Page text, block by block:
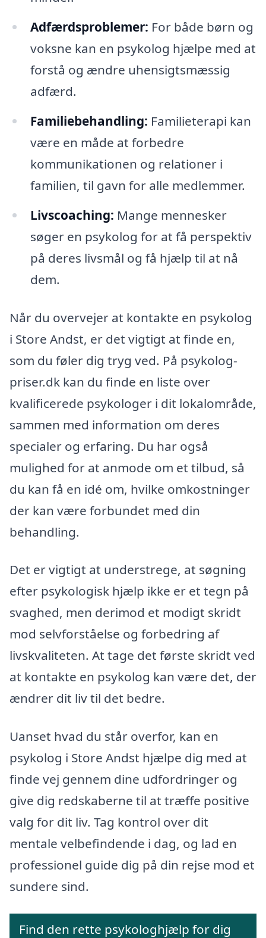
Adfærdsproblemer: For både børn og
voksne kan en psykolog hjælpe med at
forstå og ændre uhensigtsmæssig
adfærd.
Familiebehandling: Familieterapi kan
være en måde at forbedre
kommunikationen og relationer i
familien, til gavn for alle medlemmer.
Livscoaching: Mange mennesker
søger en psykolog for at få perspektiv
på deres livsmål og få hjælp til at nå
dem.
Når du overvejer at kontakte en psykolog
i Store Andst, er det vigtigt at finde en,
som du føler dig tryg ved. På psykolog-
priser.dk kan du finde en liste over
kvalificerede psykologer i dit lokalområde,
sammen med information om deres
specialer og erfaring. Du har også
mulighed for at anmode om et tilbud, så
du kan få en idé om, hvilke omkostninger
der kan være forbundet med din
behandling.
Det er vigtigt at understrege, at søgning
efter psykologisk hjælp ikke er et tegn på
svaghed, men derimod et modigt skridt
mod selvforståelse og forbedring af
livskvaliteten. At tage det første skridt ved
at kontakte en psykolog kan være det, der
ændrer dit liv til det bedre.
Uanset hvad du står overfor, kan en
psykolog i Store Andst hjælpe dig med at
finde vej gennem dine udfordringer og
give dig redskaberne til at træffe positive
valg for dit liv. Tag kontrol over dit
mentale velbefindende i dag, og lad en
professionel guide dig på din rejse mod et
sundere sind.
Find den rette psykologhjælp for dig